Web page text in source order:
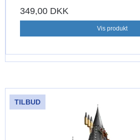
349,00 DKK
Vis produkt
TILBUD